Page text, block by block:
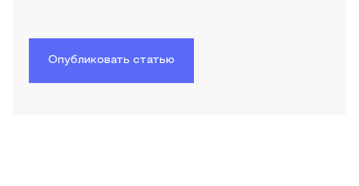
Опубликовать статью